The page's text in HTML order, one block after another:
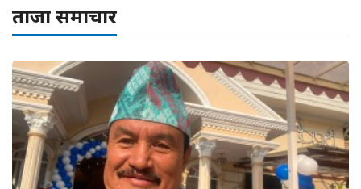
ताजा समाचार